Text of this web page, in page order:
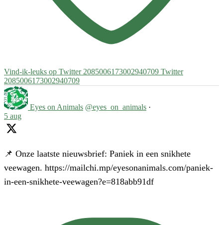
Vind-ik-leuks op Twitter 2085006173002940709 Twitter
2085006173002940709
Eyes on Animals @eyes_on_animals ·
5 aug
📌 Onze laatste nieuwsbrief: Paniek in een snikhete
veewagen. https://mailchi.mp/eyesonanimals.com/paniek-
in-een-snikhete-veewagen?e=818abb91df